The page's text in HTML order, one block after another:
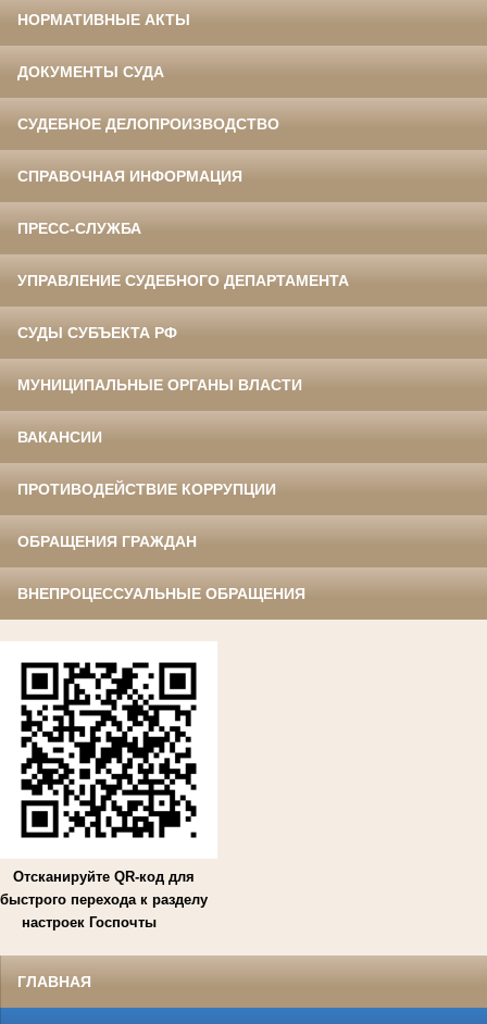
НОРМАТИВНЫЕ АКТЫ
ДОКУМЕНТЫ СУДА
СУДЕБНОЕ ДЕЛОПРОИЗВОДСТВО
СПРАВОЧНАЯ ИНФОРМАЦИЯ
ПРЕСС-СЛУЖБА
УПРАВЛЕНИЕ СУДЕБНОГО ДЕПАРТАМЕНТА
СУДЫ СУБЪЕКТА РФ
МУНИЦИПАЛЬНЫЕ ОРГАНЫ ВЛАСТИ
ВАКАНСИИ
ПРОТИВОДЕЙСТВИЕ КОРРУПЦИИ
ОБРАЩЕНИЯ ГРАЖДАН
ВНЕПРОЦЕССУАЛЬНЫЕ ОБРАЩЕНИЯ
Отсканируйте QR-код для
быстрого перехода к разделу
настроек Госпочты
ГЛАВНАЯ